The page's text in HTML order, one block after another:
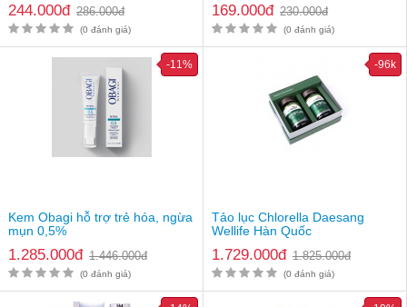
Ưu điểm của gel rửa mặt tạo bọt La Roche-Posay
Effaclar Purifying
Hỗ trợ làm sạch sâu da, loại bỏ bụi bẩn, bã nhờn và tạp
244.000đ 286.000đ
(0 đánh giá)
169.000đ 230.000đ
(0 đánh giá)
Kem Obagi hỗ trợ trẻ hóa, ngừa
mụn 0,5%
1.285.000đ 1.446.000đ
-11%
(0 đánh giá)
Tảo lục Chlorella Daesang
Wellife Hàn Quốc
1.729.000đ 1.825.000đ
-96k
(0 đánh giá)